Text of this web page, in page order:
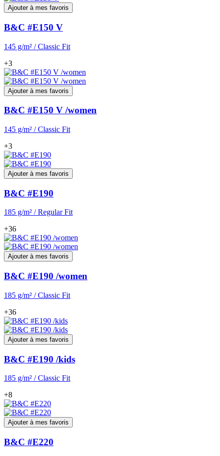
Ajouter à mes favoris
B&C #E150 V
145 g/m² / Classic Fit
+3
Ajouter à mes favoris
B&C #E150 V /women
145 g/m² / Classic Fit
+3
Ajouter à mes favoris
B&C #E190
185 g/m² / Regular Fit
+36
Ajouter à mes favoris
B&C #E190 /women
185 g/m² / Classic Fit
+36
Ajouter à mes favoris
B&C #E190 /kids
185 g/m² / Classic Fit
+8
Ajouter à mes favoris
B&C #E220